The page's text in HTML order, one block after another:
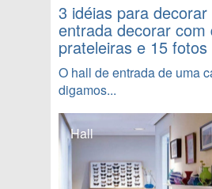
3 idéias para
entrada decorar com
prateleiras e 15 fotos
O hall de entrada de uma
digamos...
Hall